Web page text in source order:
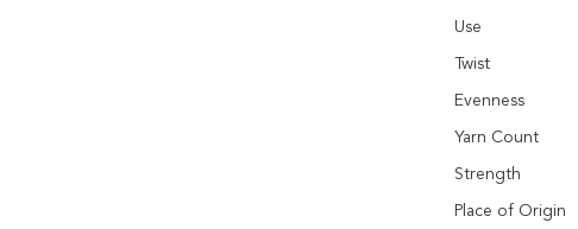
Use
Twist
Evenness
Yarn Count
Strength
Place of Origin